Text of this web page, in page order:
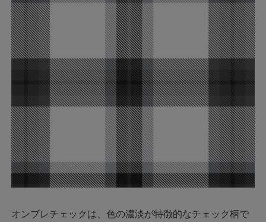
オンブレチェックは、色の濃淡が特徴的なチェック柄で